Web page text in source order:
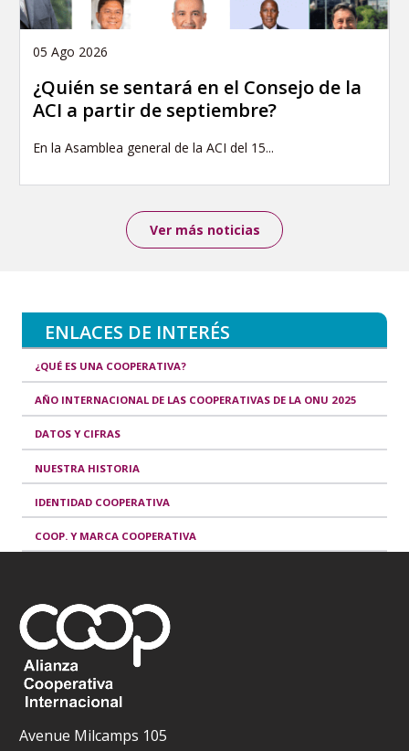
05 Ago 2026
¿Quién se sentará en el Consejo de la
ACI a partir de septiembre?
En la Asamblea general de la ACI del 15...
Ver más noticias
ENLACES DE INTERÉS
¿QUÉ ES UNA COOPERATIVA?
AÑO INTERNACIONAL DE LAS COOPERATIVAS DE LA ONU 2025
DATOS Y CIFRAS
NUESTRA HISTORIA
IDENTIDAD COOPERATIVA
COOP. Y MARCA COOPERATIVA
Avenue Milcamps 105